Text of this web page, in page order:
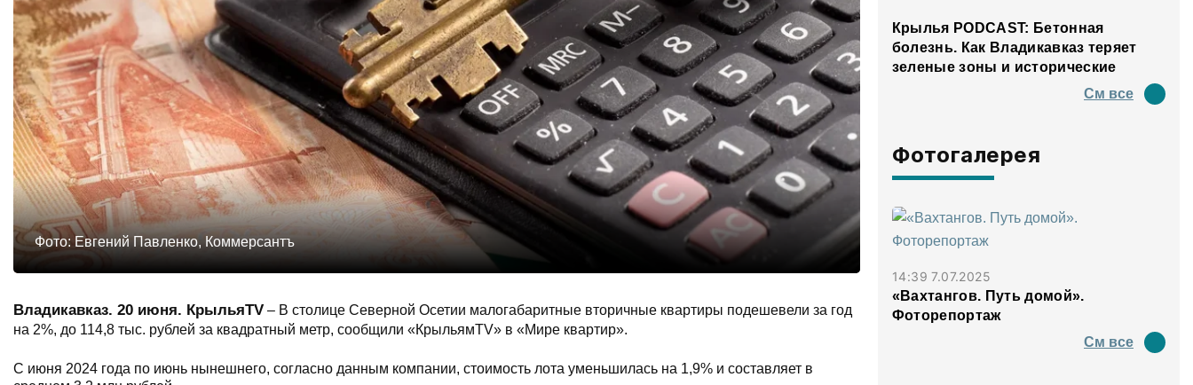
Фото: Евгений Павленко, Коммерсантъ
Владикавказ. 20 июня. КрыльяTV – В столице Северной Осетии малогабаритные вторичные квартиры подешевели за год
на 2%, до 114,8 тыс. рублей за квадратный метр, сообщили «КрыльямTV» в «Мире квартир».
С июня 2024 года по июнь нынешнего, согласно данным компании, стоимость лота уменьшилась на 1,9% и составляет в
Крылья PODCAST: Бетонная
болезнь. Как Владикавказ теряет
зеленые зоны и исторические
См все
Фотогалерея
14:39 7.07.2025
«Вахтангов. Путь домой».
Фоторепортаж
См все